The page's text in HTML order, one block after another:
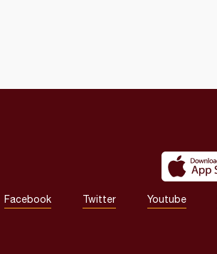
Facebook Twitter Youtube